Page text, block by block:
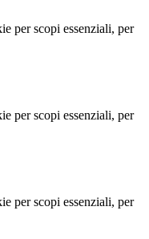
per scopi essenziali, per
per scopi essenziali, per
per scopi essenziali, per